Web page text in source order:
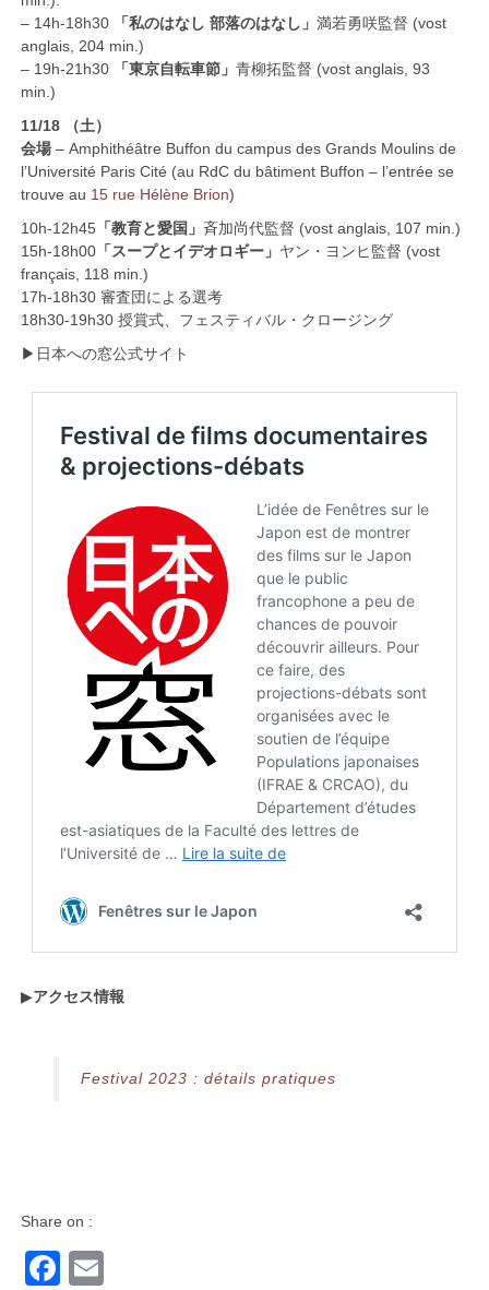
– 14h-18h30
「私のはなし 部落のはなし」 満若勇咲監督 (vost
anglais, 204 min.)
– 19h-21h30
「東京自転車節」 青柳拓監督 (vost anglais, 93
min.)
11/18 （土）
会場 – Amphithéâtre Buffon du campus des Grands Moulins de
l’Université Paris Cité (au RdC du bâtiment Buffon – l’entrée se
trouve au 15 rue Hélène Brion)
10h-12h45「教育と愛国」 斉加尚代監督 (vost anglais, 107 min.)
15h-18h00「スープとイデオロギー」 ヤン・ヨンヒ監督 (vost
français, 118 min.)
17h-18h30 審査団による選考
18h30-19h30 授賞式、フェスティバル・クロージング
▶︎日本への窓公式サイト
▶︎アクセス情報
Festival 2023 : détails pratiques
Share on :
Facebook